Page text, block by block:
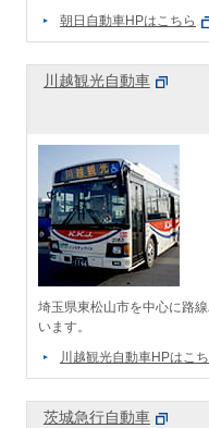
朝日自動車HPはこちら
川越観光自動車
埼玉県東松山市を中心に路
います。
川越観光自動車HPはこ
茨城急行自動車